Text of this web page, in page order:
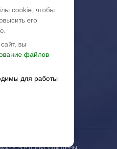
cookie, чтобы
его
вы
файлов
для работы